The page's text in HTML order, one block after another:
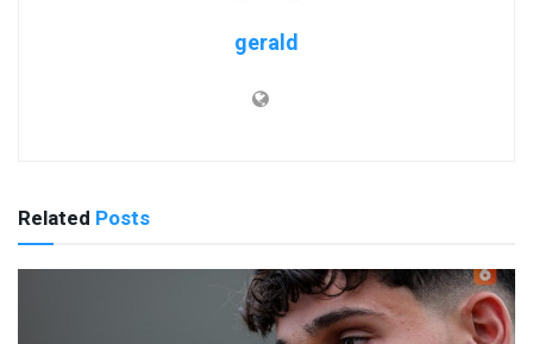
gerald
Related Posts